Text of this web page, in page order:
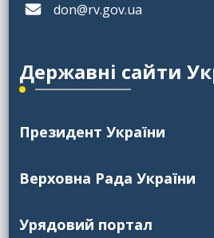
don@rv.gov.ua
Державні сайти
Президент України
Верховна Рада України
Урядовий портал